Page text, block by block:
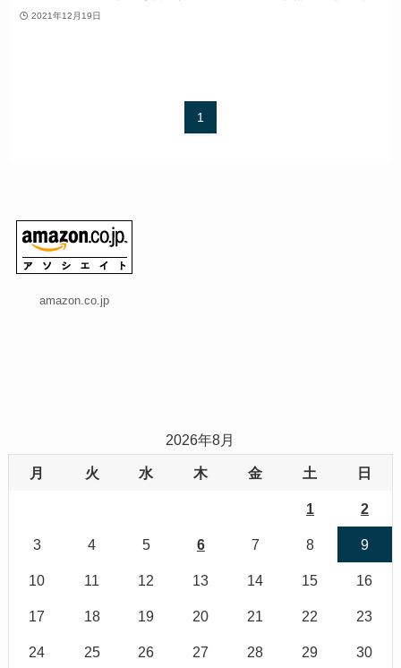
2021年12月19日
1
amazon.co.jp
2026年8月
月 火 水 木 金 土 日
1 2
3 4 5 6 7 8 9
10 11 12 13 14 15 16
17 18 19 20 21 22 23
24 25 26 27 28 29 30